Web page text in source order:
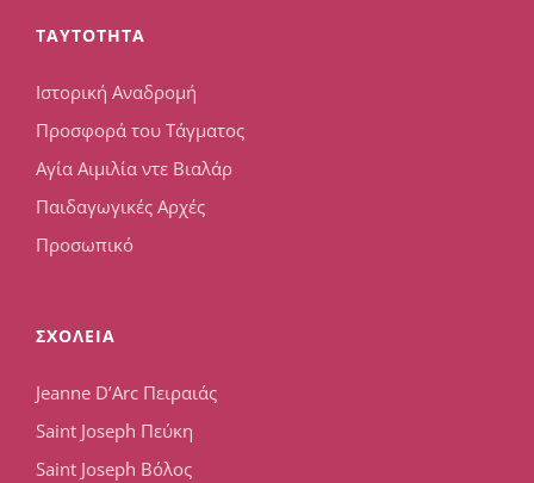
TAYTOTHTA
Ιστορική Αναδρομή
Προσφορά του Τάγματος
Αγία Αιμιλία ντε Βιαλάρ
Παιδαγωγικές Αρχές
Προσωπικό
ΣΧΟΛΕΙΑ
Jeanne D’Arc Πειραιάς
Saint Joseph Πεύκη
Saint Joseph Βόλος